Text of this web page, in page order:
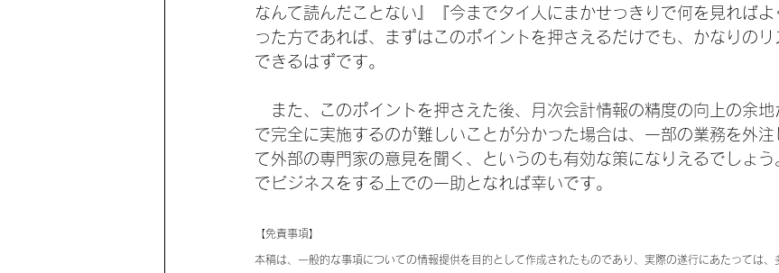
なんて読んだことない』『今までタイ人にまかせっきりで何を見れば
った方であれば、まずはこのポイントを押さえるだけでも、かなりの
できるはずです。
また、このポイントを押さえた後、月次会計情報の精度の向上の余地
で完全に実施するのが難しいことが分かった場合は、一部の業務を外
て外部の専門家の意見を聞く、というのも有効な策になりえるでしょう
でビジネスをする上での一助となれば幸いです。
【免責事項】
本稿は、一般的な事項についての情報提供を目的として作成されたものであり、実際の遂行にあたっては、